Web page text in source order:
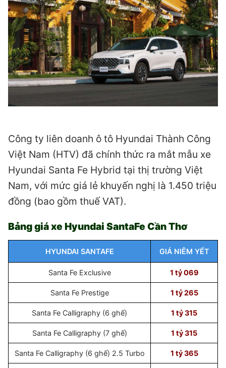
Công ty liên doanh ô tô Hyundai Thành Công
Việt Nam (HTV) đã chính thức ra mắt mẫu xe
Hyundai Santa Fe Hybrid tại thị trường Việt
Nam, với mức giá lẻ khuyến nghị là 1.450 triệu
đồng (bao gồm thuế VAT).
Bảng giá xe Hyundai SantaFe Cần Thơ
HYUNDAI SANTAFE GIÁ NIÊM YẾT
Santa Fe Exclusive 1 tỷ 069
Santa Fe Prestige 1 tỷ 265
Santa Fe Calligraphy (6 ghế) 1 tỷ 315
Santa Fe Calligraphy (7 ghế) 1 tỷ 315
Santa Fe Calligraphy (6 ghế) 2.5 Turbo 1 tỷ 365